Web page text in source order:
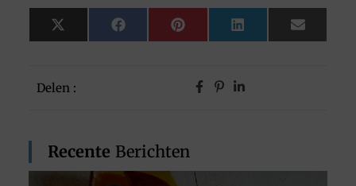
Delen :
Recente Berichten
X
(Twitter)
FacebookPinterestLinkedInEmail